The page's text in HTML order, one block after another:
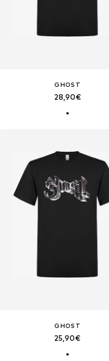
GHOST
28,90€
GHOST
25,90€